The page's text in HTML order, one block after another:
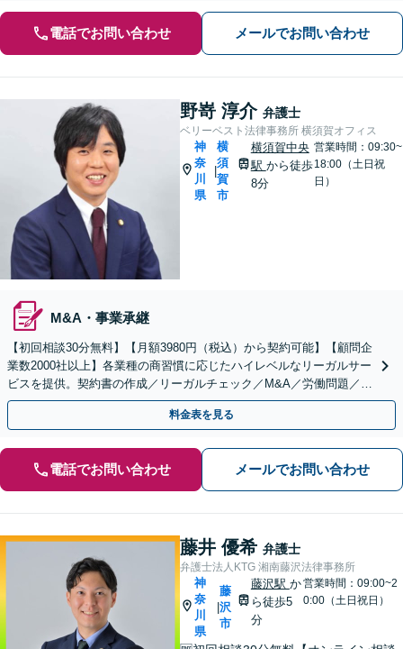
電話でお問い合わせ メールでお問い合わせ
野嵜 淳介 弁護士
ベリーベスト法律事務所 横須賀オフィス
神
奈
川
県
横
須
賀
市
横須賀中央
駅 から徒歩
8分
営業時間：09:30~
18:00（土日祝
日）
M&A・事業承継
【初回相談30分無料】【月額3980円（税込）から契約可能】【顧問企
業数2000社以上】各業種の商習慣に応じたハイレベルなリーガルサー
ビスを提供。契約書の作成／リーガルチェック／M&A／労働問題／知
的財産等、お任せください【他士業連携可能】
料金表を見る
電話でお問い合わせ メールでお問い合わせ
藤井 優希 弁護士
弁護士法人KTG 湘南藤沢法律事務所
神
奈
川
県
|
藤
沢
市
藤沢駅 か
ら徒歩5
分
営業時間：09:00~2
0:00（土日祝日）